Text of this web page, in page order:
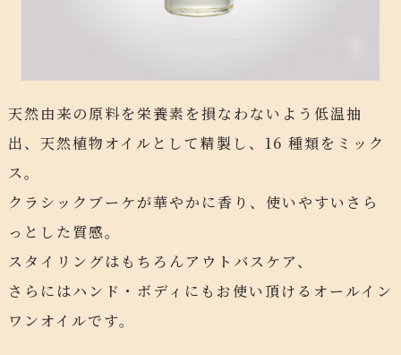
天然由来の原料を栄養素を損なわないよう低温抽
出、天然植物オイルとして精製し、16 種類をミック
ス。
クラシックブーケが華やかに香り、使いやすいさら
っとした質感。
スタイリングはもちろんアウトバスケア、
さらにはハンド・ボディにもお使い頂けるオールイン
ワンオイルです。